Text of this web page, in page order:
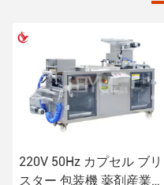
220V 50Hz カプセル ブリ
スター 包装機 薬剤産業に